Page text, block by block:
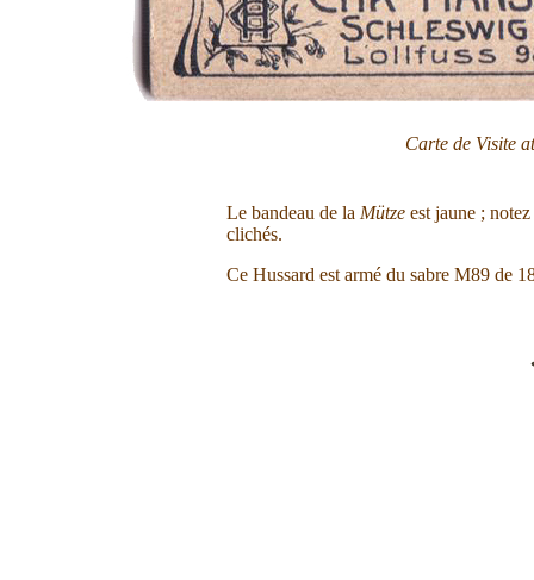
Carte de Visite
Le bandeau de la Mütze est jaune ;
clichés.
Ce Hussard est armé du sabre M89 de